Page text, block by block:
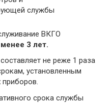
ВКГО
3 лет.
не реже 1 раза
установленным
приборов.
срока службы